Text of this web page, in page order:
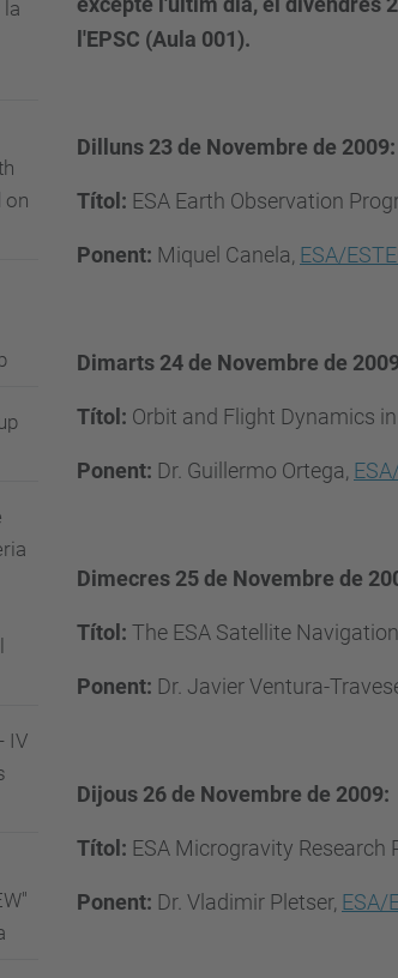
l'EPSC (Aula 001).
Dilluns 23 de Novembre de 2009:
Títol: ESA Earth Observation
Ponent: Miquel Canela, ESA/
Dimarts 24 de Novembre de
Títol: Orbit and Flight Dynamics
Ponent: Dr. Guillermo Ortega,
Dimecres 25 de Novembre de
Títol: The ESA Satellite
Ponent: Dr. Javier Ventura-
Dijous 26 de Novembre de 2009:
Títol: ESA Microgravity Research
Ponent: Dr. Vladimir Pletser, ESA/
on
IV